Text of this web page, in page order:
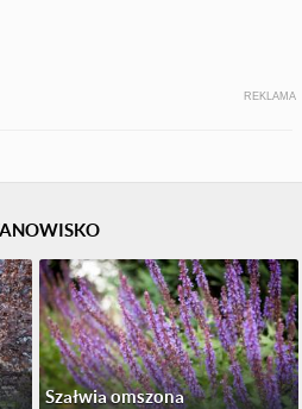
REKLAMA
Szałwia omszona